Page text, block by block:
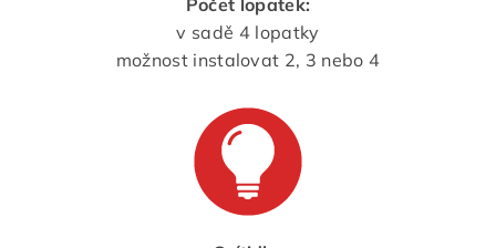
Počet lopatek:
v sadě 4 lopatky
možnost instalovat 2, 3 nebo 4